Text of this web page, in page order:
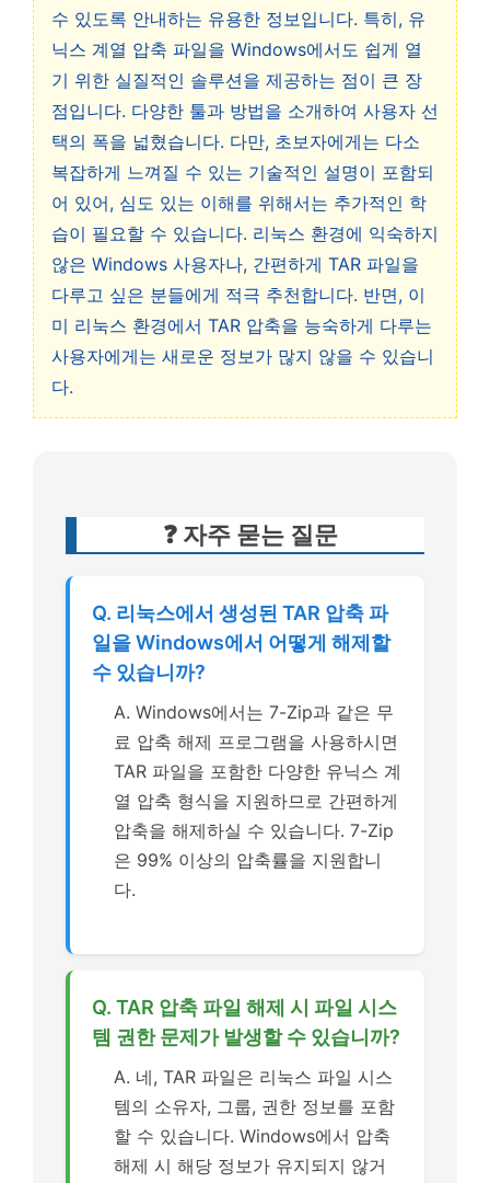
수 있도록 안내하는 유용한 정보입니다. 특히, 유
닉스 계열 압축 파일을 Windows에서도 쉽게 열
기 위한 실질적인 솔루션을 제공하는 점이 큰 장
점입니다. 다양한 툴과 방법을 소개하여 사용자 선
택의 폭을 넓혔습니다. 다만, 초보자에게는 다소
복잡하게 느껴질 수 있는 기술적인 설명이 포함되
어 있어, 심도 있는 이해를 위해서는 추가적인 학
습이 필요할 수 있습니다. 리눅스 환경에 익숙하지
않은 Windows 사용자나, 간편하게 TAR 파일을
다루고 싶은 분들에게 적극 추천합니다. 반면, 이
미 리눅스 환경에서 TAR 압축을 능숙하게 다루는
사용자에게는 새로운 정보가 많지 않을 수 있습니
다.
❓ 자주 묻는 질문
Q. 리눅스에서 생성된 TAR 압축 파
일을 Windows에서 어떻게 해제할
수 있습니까?
A. Windows에서는 7-Zip과 같은 무
료 압축 해제 프로그램을 사용하시면
TAR 파일을 포함한 다양한 유닉스 계
열 압축 형식을 지원하므로 간편하게
압축을 해제하실 수 있습니다. 7-Zip
은 99% 이상의 압축률을 지원합니
다.
Q. TAR 압축 파일 해제 시 파일 시스
템 권한 문제가 발생할 수 있습니까?
A. 네, TAR 파일은 리눅스 파일 시스
템의 소유자, 그룹, 권한 정보를 포함
할 수 있습니다. Windows에서 압축
해제 시 해당 정보가 유지되지 않거